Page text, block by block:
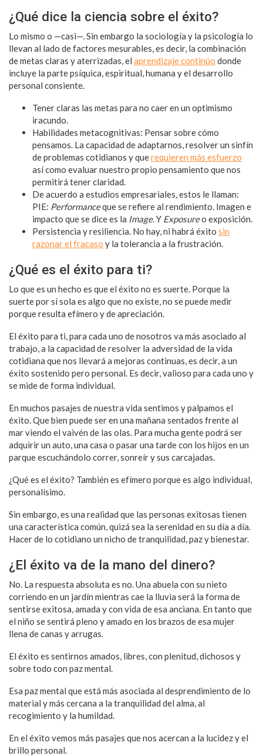
¿Qué dice la ciencia sobre el éxito?
Lo mismo o —casi—. Sin embargo la sociología y la psicología lo
llevan al lado de factores mesurables, es decir, la combinación
de metas claras y aterrizadas, el aprendizaje continúo donde
incluye la parte psíquica, espiritual, humana y el desarrollo
personal consiente.
Tener claras las metas para no caer en un optimismo
iracundo.
Habilidades metacognitivas: Pensar sobre cómo
pensamos. La capacidad de adaptarnos, resolver un sinfín
de problemas cotidianos y querequieren más esfuerzo
así como evaluar nuestro propio pensamiento que nos
permitirá tener claridad.
De acuerdo a estudios empresariales, estos le llaman:
PIE: Performanceque se refiere al rendimiento. Imagen e
impacto que se dice es la Image. Y Exposureo exposición.
Persistencia y resiliencia. No hay, ni habrá éxito sin
razonar el fracaso y la tolerancia a la frustración.
¿Qué es el éxito para ti?
Lo que es un hecho es que el éxito no es suerte. Porque la
suerte por sí sola es algo que no existe, no se puede medir
porque resulta efímero y de apreciación.
El éxito para ti, para cada uno de nosotros va más asociado al
trabajo, a la capacidad de resolver la adversidad de la vida
cotidiana que nos llevará a mejoras continuas, es decir, a un
éxito sostenido pero personal. Es decir, valioso para cada uno y
se mide de forma individual.
En muchos pasajes de nuestra vida sentimos y palpamos el
éxito. Que bien puede ser en una mañana sentados frente al
mar viendo el vaivén de las olas. Para mucha gente podrá ser
adquirir un auto, una casa o pasar una tarde con los hijos en un
parque escuchándolo correr, sonreír y sus carcajadas.
¿Qué es el éxito? También es efímero porque es algo individual,
personalísimo.
Sin embargo, es una realidad que las personas exitosas tienen
una característica común, quizá sea la serenidad en su día a día.
Hacer de lo cotidiano un nicho de tranquilidad, paz y bienestar.
¿El éxito va de la mano del dinero?
No. La respuesta absoluta es no. Una abuela con su nieto
corriendo en un jardín mientras cae la lluvia será la forma de
sentirse exitosa, amada y con vida de esa anciana. En tanto que
el niño se sentirá pleno y amado en los brazos de esa mujer
llena de canas y arrugas.
El éxito es sentirnos amados, libres, con plenitud, dichosos y
sobre todo con paz mental.
Esa paz mental que está más asociada al desprendimiento de lo
material y más cercana a la tranquilidad del alma, al
recogimiento y la humildad.
En el éxito vemos más pasajes que nos acercan a la lucidez y el
brillo personal.